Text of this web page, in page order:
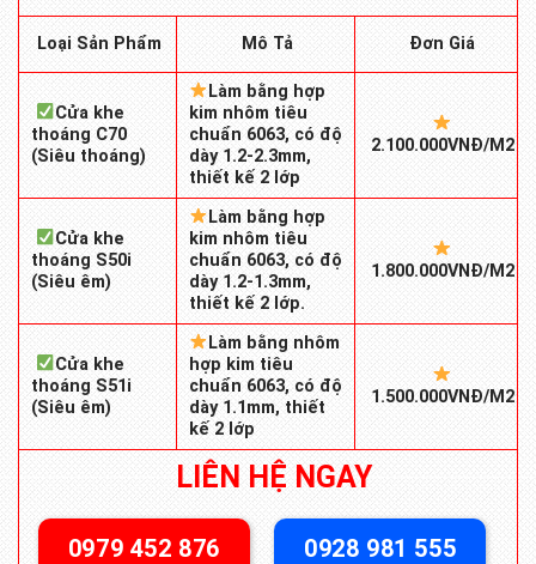
Loại Sản Phẩm Mô Tả Đơn Giá
Cửa khe
thoáng C70
(Siêu thoáng)
Làm bằng hợp
kim nhôm tiêu
chuẩn 6063, có độ
dày 1.2-2.3mm,
thiết kế 2 lớp
2.100.000VNĐ/M2
Cửa khe
thoáng S50i
(Siêu êm)
Làm bằng hợp
kim nhôm tiêu
chuẩn 6063, có độ
dày 1.2-1.3mm,
thiết kế 2 lớp.
1.800.000VNĐ/M2
Cửa khe
thoáng S51i
(Siêu êm)
Làm bằng nhôm
hợp kim tiêu
chuẩn 6063, có độ
dày 1.1mm, thiết
kế 2 lớp
1.500.000VNĐ/M2
LIÊN HỆ NGAY
0979 452 876 0928 981 555